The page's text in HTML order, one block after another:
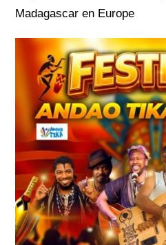
Madagascar en Europe